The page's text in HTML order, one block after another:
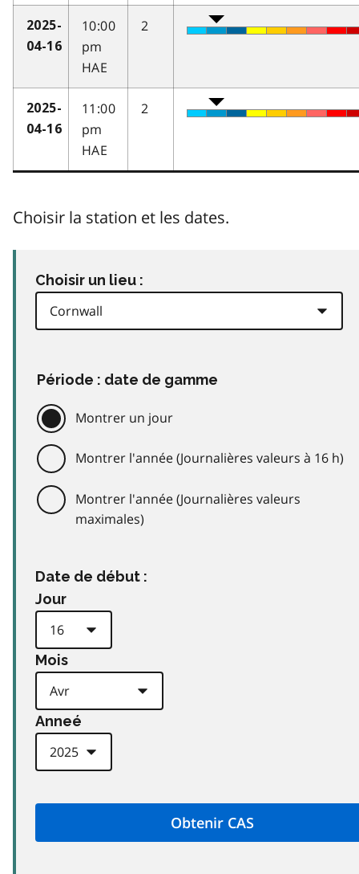
2025-
04-16
10:00
pm
HAE
2
2025-
04-16
11:00
pm
HAE
2
Choisir la station et les dates.
Choisir un lieu :
Période : date de gamme
Montrer un jour
Montrer l'année (Journalières valeurs à 16 h)
Montrer l'année (Journalières valeurs
maximales)
Date de début :
Jour
Mois
Anneé